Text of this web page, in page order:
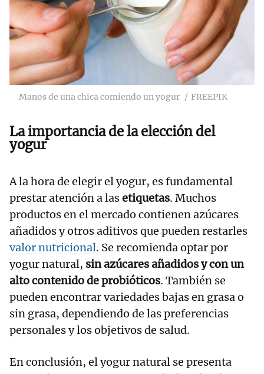
Manos de una chica comiendo un yogur FREEPIK
La importancia de la elección del
yogur
A la hora de elegir el yogur, es fundamental
prestar atención a lasetiquetas. Muchos
productos en el mercado contienen azúcares
añadidos y otros aditivosque pueden restarles
valor nutricional. Se recomienda optar por
yogur natural, sin azúcares añadidos y con un
alto contenido de probióticos. También se
pueden encontrar variedades bajas en grasa o
sin grasa, dependiendo de las preferencias
personales y los objetivos de salud.
En conclusión, el yogur natural se presenta